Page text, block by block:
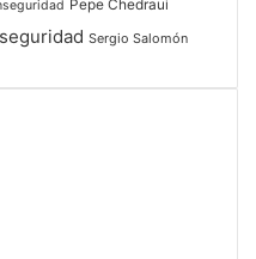
Pepe Chedraui
seguridad Sergio Salomón